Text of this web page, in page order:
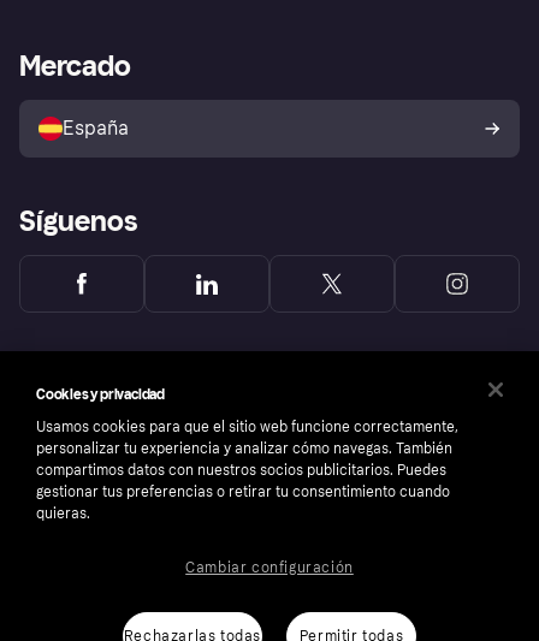
Directorio de tiendas
Política de protección al
comprador de Klarna
Reclamaciones
Acceso empresas
Mercado
España
Síguenos
Número de empresa: 556737-0431
Cookies y privacidad
Usamos cookies para que el sitio web funcione correctamente,
personalizar tu experiencia y analizar cómo navegas. También
compartimos datos con nuestros socios publicitarios. Puedes
gestionar tus preferencias o retirar tu consentimiento cuando
quieras.
Rechazarlas todas Permitir todas
Cambiar configuración